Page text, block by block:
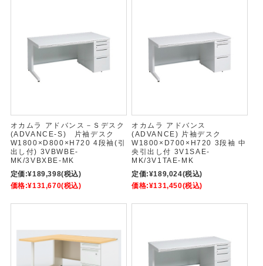
オカムラ アドバンス－Ｓデスク
(ADVANCE-S) 片袖デスク
W1800×D800×H720 4段袖(引
出し付) 3VBWBE-
MK/3VBXBE-MK
定価:¥189,398(税込)
価格:¥131,670(税込)
オカムラ アドバンス
(ADVANCE) 片袖デスク
W1800×D700×H720 3段袖 中
央引出し付 3V1SAE-
MK/3V1TAE-MK
定価:¥189,024(税込)
価格:¥131,450(税込)